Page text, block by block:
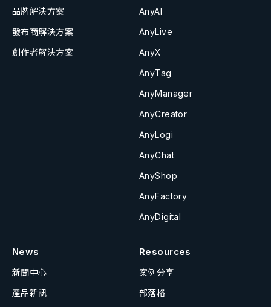
品牌解決方案
發布商解決方案
創作者解決方案
AnyAI
AnyLive
AnyX
AnyTag
AnyManager
AnyCreator
AnyLogi
AnyChat
AnyShop
AnyFactory
AnyDigital
News
新聞中心
產品新訊
Resources
案例分享
部落格